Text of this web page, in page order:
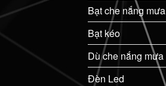
Bạt che nắng mưa
Bạt kéo
Dù che nắng mưa
Đèn Led